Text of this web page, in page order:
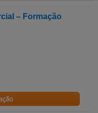
– Formação